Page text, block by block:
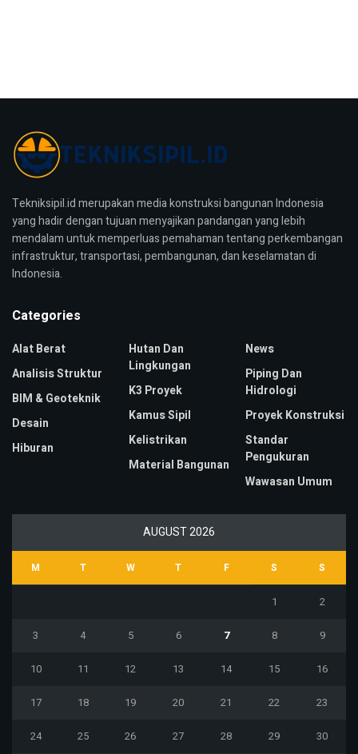
Tekniksipil.id merupakan media konstruksi bangunan Indonesia
yang hadir dengan tujuan menyajikan pandangan yang lebih
mendalam untuk memperluas pemahaman tentang perkembangan
infrastruktur, transportasi, pembangunan, dan keselamatan di
Indonesia.
Categories
Alat Berat
Analisis Struktur
BIM & Geoteknik
Desain
Hiburan
Hutan Dan
Lingkungan
K3 Proyek
Kamus Sipil
Kelistrikan
Material Bangunan
News
Piping Dan
Hidrologi
Proyek Konstruksi
Standar
Pengukuran
Wawasan Umum
AUGUST 2026
M T W T F S S
1 2
3 4 5 6 7 8 9
10 11 12 13 14 15 16
17 18 19 20 21 22 23
24 25 26 27 28 29 30